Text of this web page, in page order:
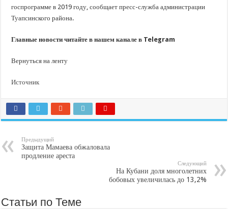
госпрограмме в 2019 году, сообщает пресс-служба администрации
Туапсинского района.
Главные новости читайте в нашем канале в Telegram
Вернуться на ленту
Источник
Предыдущий
Защита Мамаева обжаловала
продление ареста
Следующий
На Кубани доля многолетних
бобовых увеличилась до 13,2%
Статьи по Теме